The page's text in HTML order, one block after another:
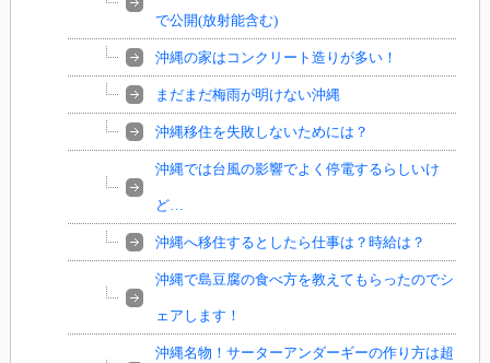
で公開(放射能含む)
沖縄の家はコンクリート造りが多い！
まだまだ梅雨が明けない沖縄
沖縄移住を失敗しないためには？
沖縄では台風の影響でよく停電するらしいけ
ど…
沖縄へ移住するとしたら仕事は？時給は？
沖縄で島豆腐の食べ方を教えてもらったのでシ
ェアします！
沖縄名物！サーターアンダーギーの作り方は超